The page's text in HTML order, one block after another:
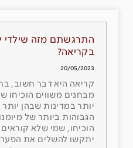
התרגשתם מזה שילדי
בקריאה?
20/05/2023
קריאה היא דבר חשוב,
מבחנים משווים הוכיחו
יותר במדינות שבהן
הגבוהות ביותר של
הוכיחו, שמי שלא
יתקשו להשלים את הפער